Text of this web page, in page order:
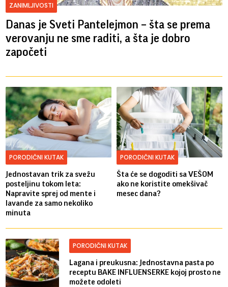
ZANIMLJIVOSTI
Danas je Sveti Pantelejmon – šta se prema
verovanju ne sme raditi, a šta je dobro
započeti
PORODIČNI KUTAK
Jednostavan trik za svežu
posteljinu tokom leta:
Napravite sprej od mente i
lavande za samo nekoliko
minuta
PORODIČNI KUTAK
Šta će se dogoditi sa VEŠOM
ako ne koristite omekšivač
mesec dana?
PORODIČNI KUTAK
Lagana i preukusna: Jednostavna pasta po
receptu BAKE INFLUENSERKE kojoj prosto ne
možete odoleti